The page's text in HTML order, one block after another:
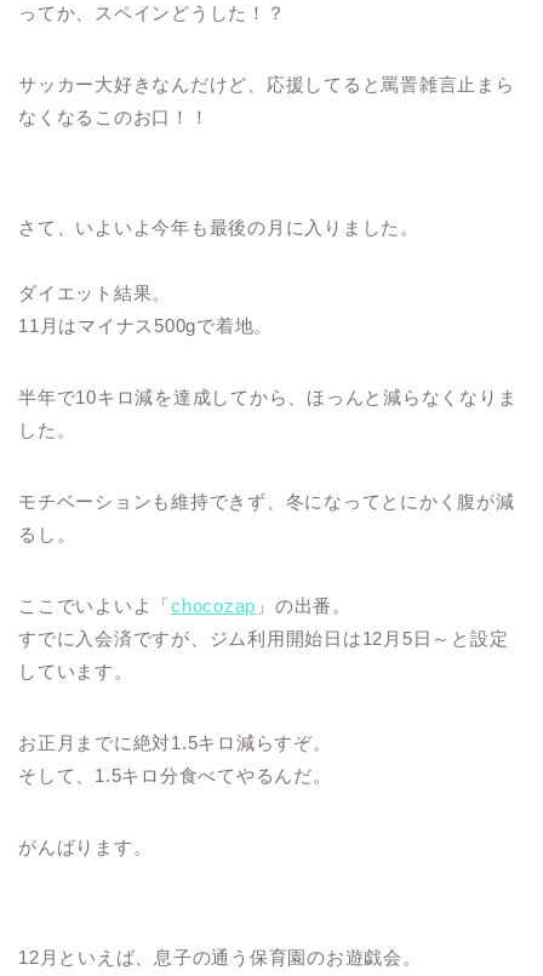
ってか、スペインどうした！？
サッカー大好きなんだけど、応援してると罵詈雑言止まら
なくなるこのお口！！
さて、いよいよ今年も最後の月に入りました。
ダイエット結果。
11月はマイナス500gで着地。
半年で10キロ減を達成してから、ほっんと減らなくなりま
した。
モチベーションも維持できず、冬になってとにかく腹が減
るし。
ここでいよいよ「chocozap 」の出番。
すでに入会済ですが、ジム利用開始日は12月5日～と設定
しています。
お正月までに絶対1.5キロ減らすぞ。
そして、1.5キロ分食べてやるんだ。
がんばります。
12月といえば、息子の通う保育園のお遊戯会。